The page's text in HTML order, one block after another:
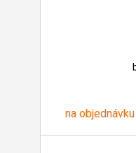
na objednávku